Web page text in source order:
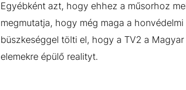
Egyébként azt, hogy ehhez a műsorhoz
megmutatja, hogy még maga a
büszkeséggel tölti el, hogy a TV2 a
elemekre épülő realityt.